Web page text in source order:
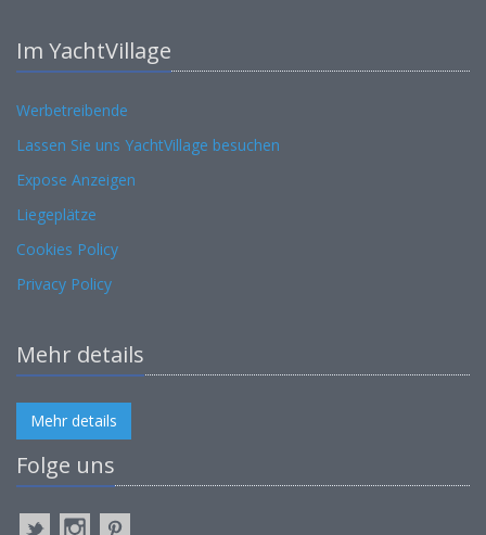
Im YachtVillage
Werbetreibende
Lassen Sie uns YachtVillage besuchen
Expose Anzeigen
Liegeplätze
Cookies Policy
Privacy Policy
Mehr details
Mehr details
Folge uns